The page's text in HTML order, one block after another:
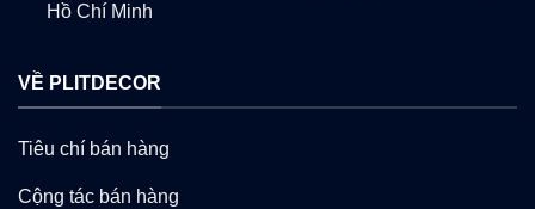
Hồ Chí Minh
VỀ PLITDECOR
Tiêu chí bán hàng
Cộng tác bán hàng